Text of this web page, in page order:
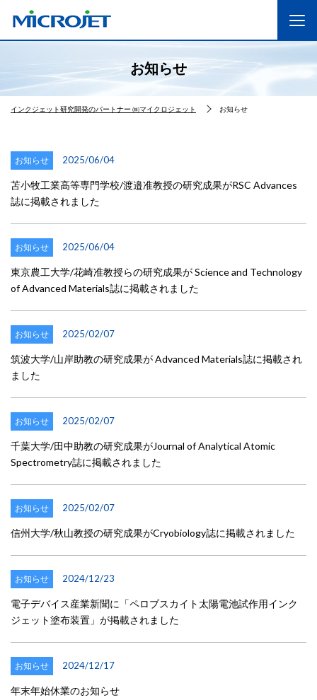
お知らせ
インクジェット研究開発のパートナー ㈱マイクロジェット お知らせ
お知らせ 2025/06/04
苫小牧工業高等専門学校/渡邉准教授の研究成果がRSC Advances
誌に掲載されました
お知らせ 2025/06/04
東京農工大学/花崎准教授らの研究成果が Science and Technology
of Advanced Materials誌に掲載されました
お知らせ 2025/02/07
筑波大学/山岸助教の研究成果が Advanced Materials誌に掲載され
ました
お知らせ 2025/02/07
千葉大学/田中助教の研究成果がJournal of Analytical Atomic
Spectrometry誌に掲載されました
お知らせ 2025/02/07
信州大学/秋山教授の研究成果がCryobiology誌に掲載されました
お知らせ 2024/12/23
電子デバイス産業新聞に「ペロブスカイト太陽電池試作用インク
ジェット塗布装置」が掲載されました
お知らせ 2024/12/17
年末年始休業のお知らせ